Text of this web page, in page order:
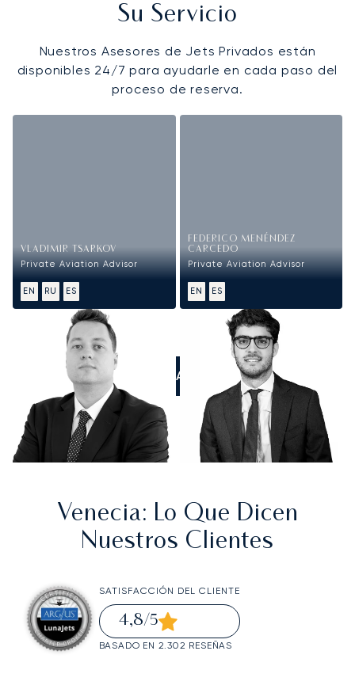
Su Servicio
Nuestros Asesores de Jets Privados están
disponibles 24/7 para ayudarle en cada paso del
proceso de reserva.
VLADIMIR TSARKOV
Private Aviation Advisor
EN RU ES
FEDERICO MENÉNDEZ
CARCEDO
Private Aviation Advisor
EN ES
LLÁMANOS
Venecia: Lo Que Dicen
Nuestros Clientes
SATISFACCIÓN DEL CLIENTE
4,8/5
BASADO EN 2.302 RESEÑAS